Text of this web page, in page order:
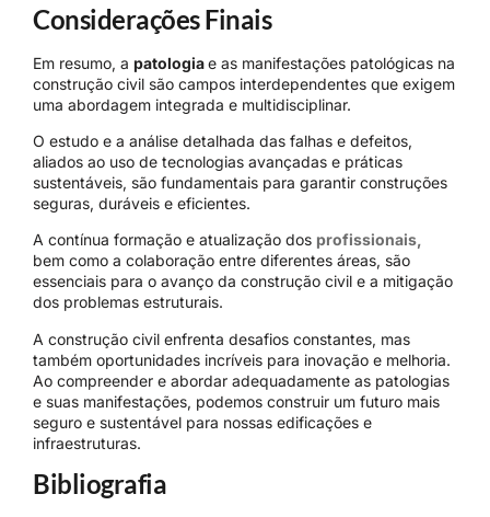
Considerações Finais
Em resumo, a patologiae as manifestações patológicas na
construção civil são campos interdependentes que exigem
uma abordagem integrada e multidisciplinar.
O estudo e a análise detalhada das falhas e defeitos,
aliados ao uso de tecnologias avançadas e práticas
sustentáveis, são fundamentais para garantir construções
seguras, duráveis e eficientes.
A contínua formação e atualização dos profissionais,
bem como a colaboração entre diferentes áreas, são
essenciais para o avanço da construção civil e a mitigação
dos problemas estruturais.
A construção civil enfrenta desafios constantes, mas
também oportunidades incríveis para inovação e melhoria.
Ao compreender e abordar adequadamente as patologias
e suas manifestações, podemos construir um futuro mais
seguro e sustentável para nossas edificações e
infraestruturas.
Bibliografia